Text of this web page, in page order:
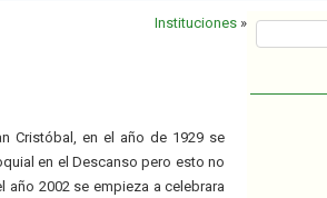
Instituciones »
Cristóbal, en el año de 1929 se
en el Descanso pero esto no
2002 se empieza a celebrara